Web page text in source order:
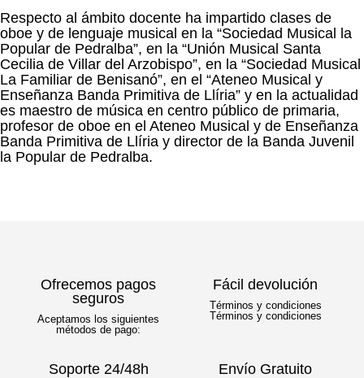
Respecto al ámbito docente ha impartido clases de
oboe y de lenguaje musical en la “Sociedad Musical la
Popular de Pedralba”, en la “Unión Musical Santa
Cecilia de Villar del Arzobispo”, en la “Sociedad Musical
La Familiar de Benisanó”, en el “Ateneo Musical y
Enseñanza Banda Primitiva de Llíria” y en la actualidad
es maestro de música en centro público de primaria,
profesor de oboe en el Ateneo Musical y de Enseñanza
Banda Primitiva de Llíria y director de la Banda Juvenil
la Popular de Pedralba.
Ofrecemos pagos
seguros
Aceptamos los siguientes
métodos de pago:
Fácil devolución
Términos y condiciones
Términos y condiciones
Soporte 24/48h Envío Gratuito